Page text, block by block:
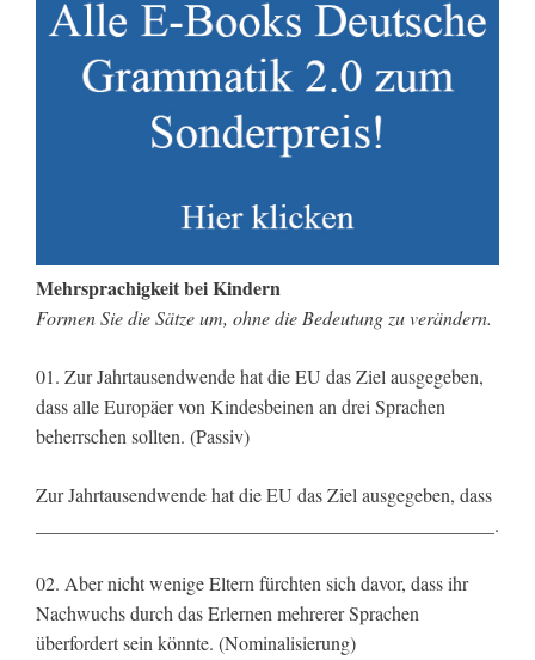
Mehrsprachigkeit bei Kindern
Formen Sie die Sätze um, ohne die Bedeutung zu verändern.
01. Zur Jahrtausendwende hat die EU das Ziel ausgegeben,
dass alle Europäer von Kindesbeinen an drei Sprachen
beherrschen sollten. (Passiv)
Zur Jahrtausendwende hat die EU das Ziel ausgegeben, dass
________________________________________________.
02. Aber nicht wenige Eltern fürchten sich davor, dass ihr
Nachwuchs durch das Erlernen mehrerer Sprachen
überfordert sein könnte. (Nominalisierung)